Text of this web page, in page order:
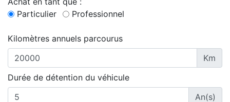
Particulier
Professionnel
Kilomètres annuels parcourus
Km
Durée de détention du véhicule
An(s)